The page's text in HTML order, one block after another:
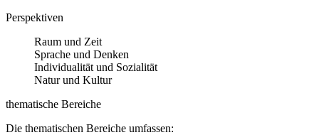
Perspektiven
Raum und Zeit
Sprache und Denken
Individualität und Sozialität
Natur und Kultur
thematische Bereiche
Die thematischen Bereiche umfassen: